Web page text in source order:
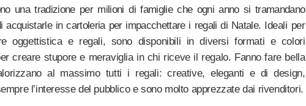
una tradizione per milioni di famiglie che ogni anno si tramandano
acquistarle in cartoleria per impacchettare i regali di Natale. Ideali per
oggettistica e regali, sono disponibili in diversi formati e colori
creare stupore e meraviglia in chi riceve il regalo. Fanno fare bella
al massimo tutti i regali: creative, eleganti e di design,
l’interesse del pubblico e sono molto apprezzate dai rivenditori.